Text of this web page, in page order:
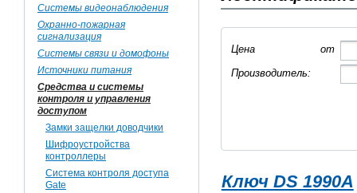
Системы видеонаблюдения
Охранно-пожарная
сигнализация
Системы связи и домофоны
Источники питания
Средства и системы
контроля и управления
доступом
Замки защелки доводчики
Шифроустройства
контроллеры
Система контроля доступа
Gate
от
Цена
Производитель:
Ключ DS 1990A